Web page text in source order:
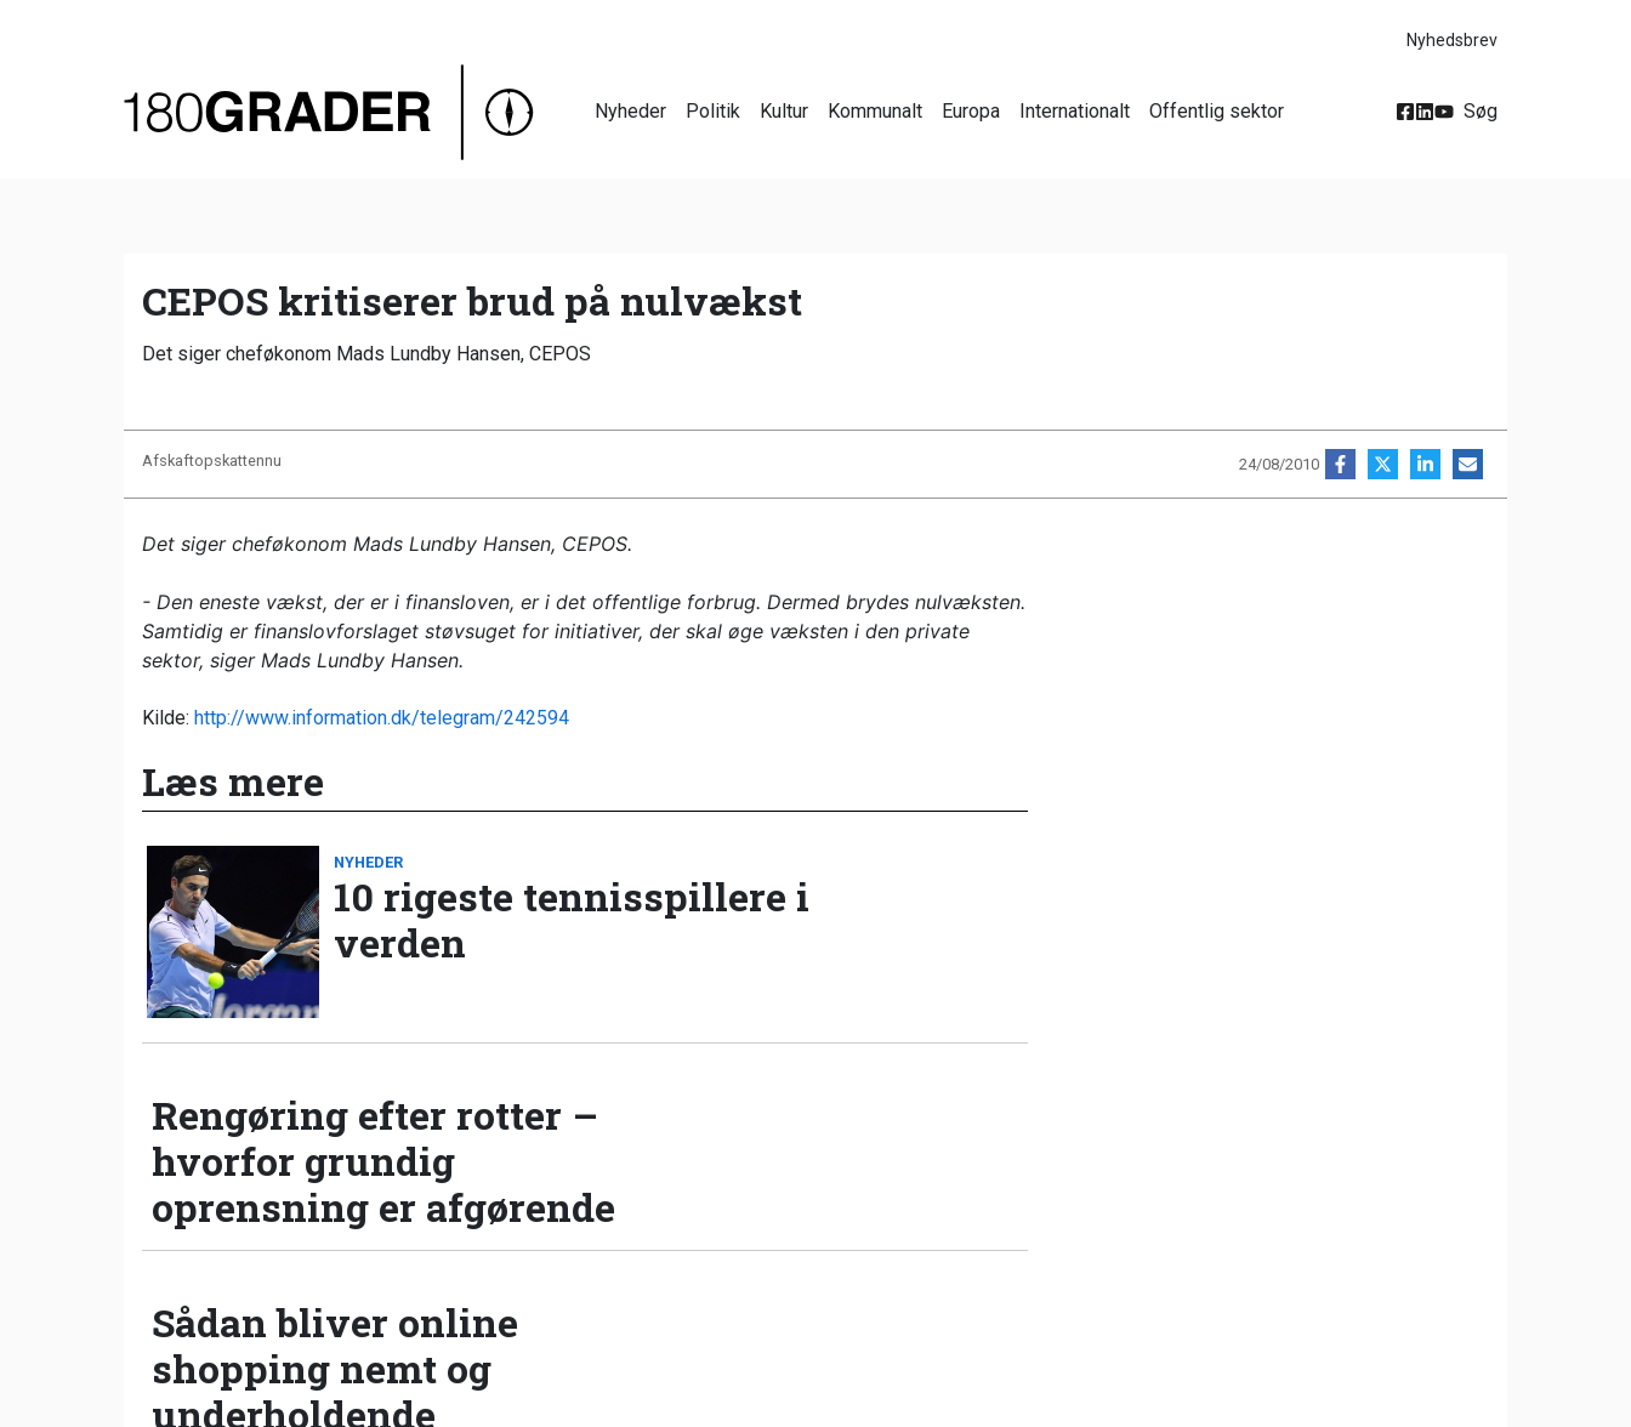
Nyhedsbrev
Nyheder Politik Kultur Kommunalt Europa Internationalt Offentlig sektor Søg
CEPOS kritiserer brud på nulvækst
Det siger cheføkonom Mads Lundby Hansen, CEPOS
Afskaftopskattennu 24/08/2010
Det siger cheføkonom Mads Lundby Hansen, CEPOS.
- Den eneste vækst, der er i finansloven, er i det offentlige forbrug. Dermed brydes nulvæksten.
Samtidig er finanslovforslaget støvsuget for initiativer, der skal øge væksten i den private
sektor, siger Mads Lundby Hansen.
Kilde: http://www.information.dk/telegram/242594
Læs mere
NYHEDER
10 rigeste tennisspillere i
verden
Rengøring efter rotter –
hvorfor grundig
oprensning er afgørende
Sådan bliver online
shopping nemt og
underholdende